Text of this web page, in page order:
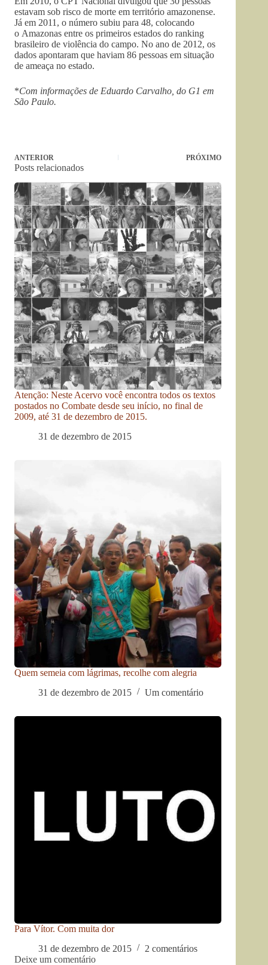
estavam sob risco de morte em território amazonense.
Já em 2011, o número subiu para 48, colocando
o Amazonas entre os primeiros estados do ranking
brasileiro de violência do campo. No ano de 2012, os
dados apontaram que haviam 86 pessoas em situação
de ameaça no estado.
*Com informações de Eduardo Carvalho, do G1 em
São Paulo.
ANTERIOR PRÓXIMO
Posts relacionados
Atenção: Neste Acervo você encontra todos os textos
postados no Combate desde seu início, no final de
2009, até 31 de dezembro de 2015.
31 de dezembro de 2015
Quem semeia com lágrimas, recolhe com alegria
31 de dezembro de 2015
Um comentário
Para Vítor. Com muita dor
31 de dezembro de 2015
2 comentários
Deixe um comentário